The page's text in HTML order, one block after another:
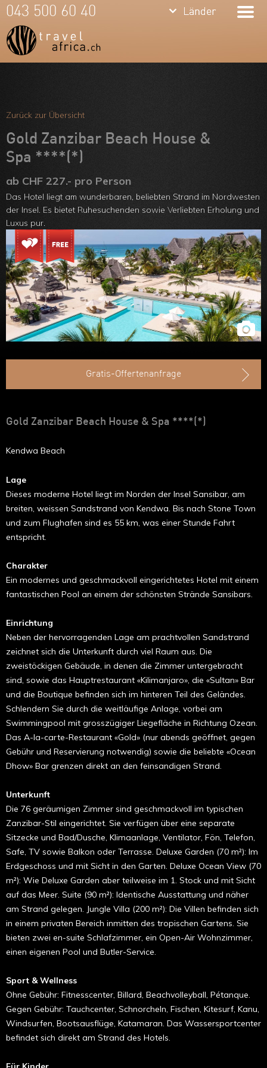
Team
Über uns
Feedbacks
Kontakt
ARVB
keyboard_arrow_down Länder
Simbabwe
Tansania &
Malawi
Ruanda
Uganda
Äthiopien
Marokko
keyboard_arrow_down Länder
043 500 60 40
Zurück zur Übersicht
Gold Zanzibar Beach House &
Spa ****(*)
ab CHF 227.- pro Person
Das Hotel liegt am wunderbaren, beliebten Strand im Nordwesten
der Insel. Es bietet Ruhesuchenden sowie Verliebten Erholung und
Luxus pur.
Gratis-Offertenanfrage
Gold Zanzibar Beach House & Spa ****(*)
Kendwa Beach
Lage
Dieses moderne Hotel liegt im Norden der Insel Sansibar, am
breiten, weissen Sandstrand von Kendwa. Bis nach Stone Town
und zum Flughafen sind es 55 km, was einer Stunde Fahrt
entspricht.
Charakter
Ein modernes und geschmackvoll eingerichtetes Hotel mit einem
fantastischen Pool an einem der schönsten Strände Sansibars.
Einrichtung
Neben der hervorragenden Lage am prachtvollen Sandstrand
zeichnet sich die Unterkunft durch viel Raum aus. Die
zweistöckigen Gebäude, in denen die Zimmer untergebracht
sind, sowie das Hauptrestaurant «Kilimanjaro», die «Sultan» Bar
und die Boutique befinden sich im hinteren Teil des Geländes.
Schlendern Sie durch die weitläufige Anlage, vorbei am
Swimmingpool mit grosszügiger Liegefläche in Richtung Ozean.
Das A-la-carte-Restaurant «Gold» (nur abends geöffnet, gegen
Gebühr und Reservierung notwendig) sowie die beliebte «Ocean
Dhow» Bar grenzen direkt an den feinsandigen Strand.
Unterkunft
Die 76 geräumigen Zimmer sind geschmackvoll im typischen
Zanzibar-Stil eingerichtet. Sie verfügen über eine separate
Sitzecke und Bad/Dusche, Klimaanlage, Ventilator, Fön, Telefon,
Safe, TV sowie Balkon oder Terrasse. Deluxe Garden (70 m²): Im
Erdgeschoss und mit Sicht in den Garten. Deluxe Ocean View (70
m²): Wie Deluxe Garden aber teilweise im 1. Stock und mit Sicht
auf das Meer. Suite (90 m²): Identische Ausstattung und näher
am Strand gelegen. Jungle Villa (200 m²): Die Villen befinden sich
in einem privaten Bereich inmitten des tropischen Gartens. Sie
bieten zwei en-suite Schlafzimmer, ein Open-Air Wohnzimmer,
einen eigenen Pool und Butler-Service.
Sport & Wellness
Ohne Gebühr: Fitnesscenter, Billard, Beachvolleyball, Pétanque.
Gegen Gebühr: Tauchcenter, Schnorcheln, Fischen, Kitesurf, Kanu,
Windsurfen, Bootsausflüge, Katamaran. Das Wassersportcenter
befindet sich direkt am Strand des Hotels.